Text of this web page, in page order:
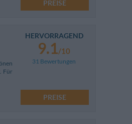
PREISE
Für
HERVORRAGEND
9.1/10
31 Bewertungen
PREISE